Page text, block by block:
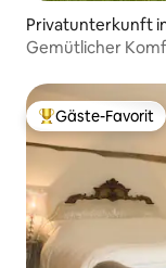
Privatunterkunft
Gemütlicher
Beliebter Gäste-
Gäste-Favorit